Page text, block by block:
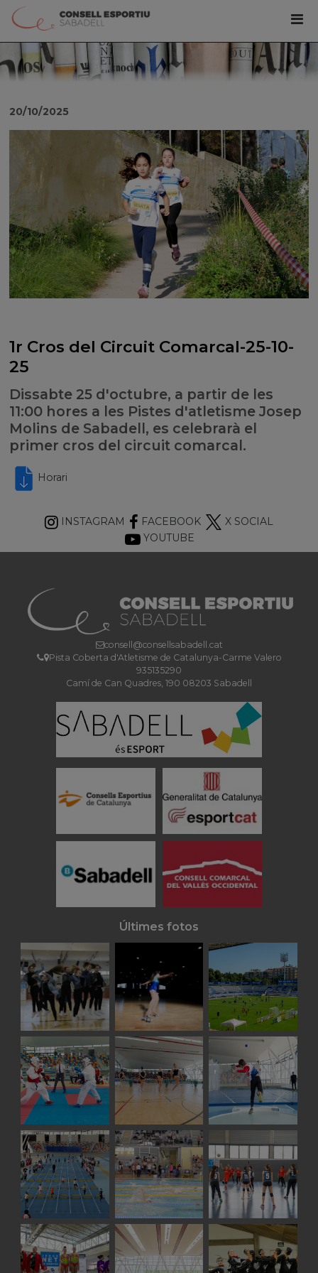
1r Cros del Circuit Comarcal-25-10-
25
Dissabte 25 d'octubre, a partir de les
11:00 hores a les Pistes d'atletisme Josep
Molins de Sabadell, es celebrarà el
primer cros del circuit comarcal.
20/10/2025
Horari
INSTAGRAM FACEBOOK
X SOCIAL
YOUTUBE
consell@consellsabadell.cat
Pista Coberta d'Atletisme de Catalunya-Carme Valero
935135290
Camí de Can Quadres, 190 08203 Sabadell
Últimes fotos